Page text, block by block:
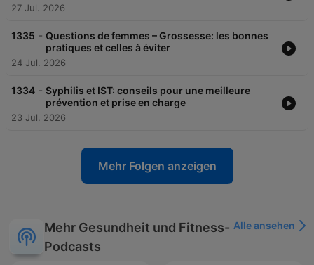
27 Jul. 2026
1335 - Questions de femmes – Grossesse: les bonnes
pratiques et celles à éviter
24 Jul. 2026
1334 - Syphilis et IST: conseils pour une meilleure
prévention et prise en charge
23 Jul. 2026
Mehr Folgen anzeigen
Mehr Gesundheit und Fitness-
Podcasts
Alle ansehen